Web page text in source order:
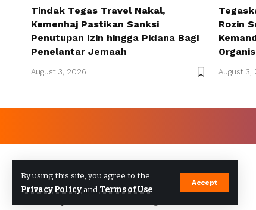
By using this site, you agree to the
Privacy Policy and Terms of Use.
Accept
Tindak Tegas Travel Nakal,
Kemenhaj Pastikan Sanksi
Penutupan Izin hingga Pidana Bagi
Penelantar Jemaah
August 3, 2026
Rozin
August 3,